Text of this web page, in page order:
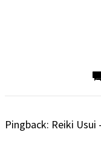
n
d
Pingback: Reiki Usui